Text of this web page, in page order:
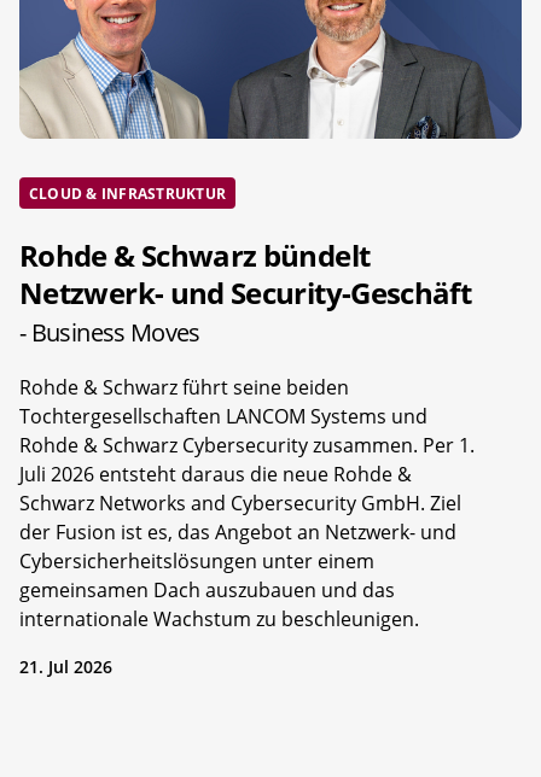
CLOUD & INFRASTRUKTUR
Rohde & Schwarz bündelt
Netzwerk- und Security-Geschäft
- Business Moves
Rohde & Schwarz führt seine beiden
Tochtergesellschaften LANCOM Systems und
Rohde & Schwarz Cybersecurity zusammen. Per 1.
Juli 2026 entsteht daraus die neue Rohde &
Schwarz Networks and Cybersecurity GmbH. Ziel
der Fusion ist es, das Angebot an Netzwerk- und
Cybersicherheitslösungen unter einem
gemeinsamen Dach auszubauen und das
internationale Wachstum zu beschleunigen.
21. Jul 2026